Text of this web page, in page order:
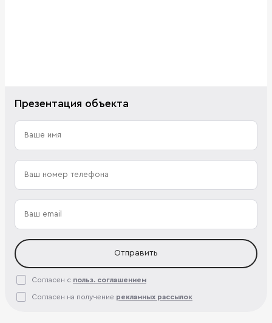
Презентация объекта
Отправить
Согласен с польз. соглашением
Согласен на получение рекламных рассылок